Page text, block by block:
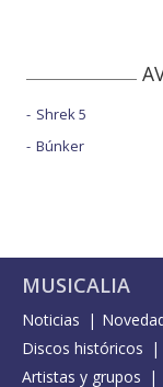
Shrek 5
Búnker
MUSICALIA
Noticias
Discos históricos
Artistas y grupos